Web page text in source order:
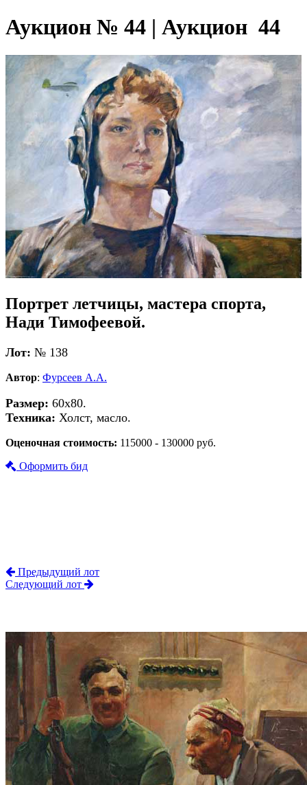
Аукцион № 44 | Аукцион 44
Портрет летчицы, мастера спорта,
Нади Тимофеевой.
Лот: № 138
Автор: Фурсеев А.А.
Размер: 60х80.
Техника: Холст, масло.
Оценочная стоимость: 115000 - 130000 руб.
Оформить бид
Предыдущий лот
Следующий лот